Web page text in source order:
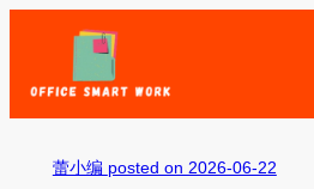
content
蕾小编 posted on 2026-06-22